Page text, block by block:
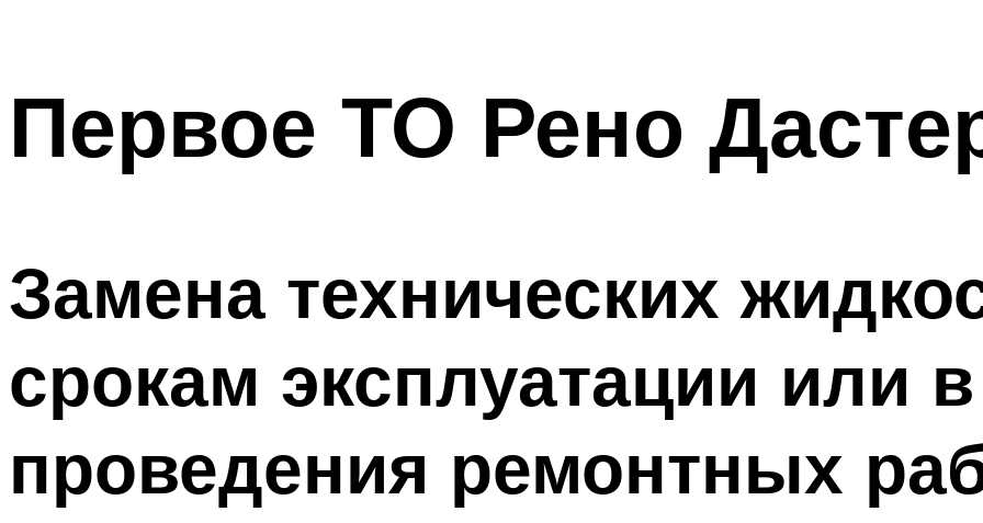
Первое ТО Рено
Замена технических
срокам эксплуатации или
проведения ремонтных